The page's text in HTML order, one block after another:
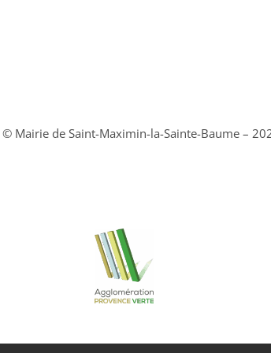
© Mairie de Saint-Maximin-la-Sainte-Baume –